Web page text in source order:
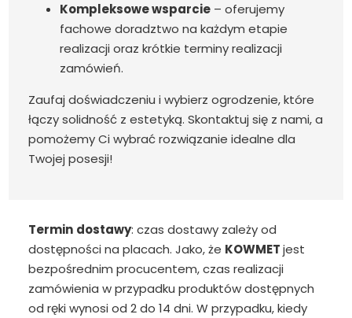
Kompleksowe wsparcie – oferujemy
fachowe doradztwo na każdym etapie
realizacji oraz krótkie terminy realizacji
zamówień.
Zaufaj doświadczeniu i wybierz ogrodzenie, które
łączy solidność z estetyką. Skontaktuj się z nami, a
pomożemy Ci wybrać rozwiązanie idealne dla
Twojej posesji!
Termin dostawy: czas dostawy zależy od
dostępności na placach. Jako, że KOWMETjest
bezpośrednim procucentem, czas realizacji
zamówienia w przypadku produktów dostępnych
od ręki wynosi od 2 do 14 dni. W przypadku, kiedy